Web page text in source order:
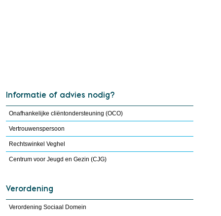
Informatie of advies nodig?
Onafhankelijke cliëntondersteuning (OCO)
Vertrouwenspersoon
Rechtswinkel Veghel
Centrum voor Jeugd en Gezin (CJG)
Verordening
Verordening Sociaal Domein